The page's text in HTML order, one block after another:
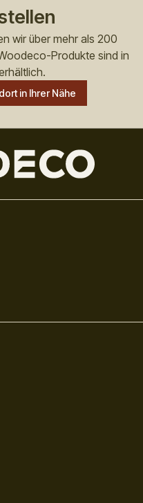
wir über mehr als 200
Produkte sind in
in Ihrer Nähe